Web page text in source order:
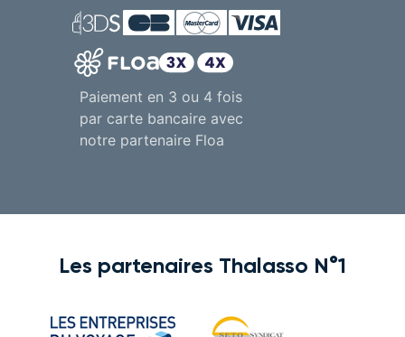
Paiement en 3 ou 4 fois
par carte bancaire avec
notre partenaire Floa
Les partenaires Thalasso N°1
Recevez votre code promo par email.